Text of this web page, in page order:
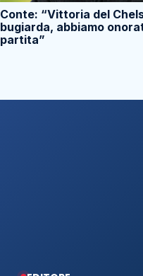
Conte: “Vittoria del
bugiarda, abbiamo
partita”